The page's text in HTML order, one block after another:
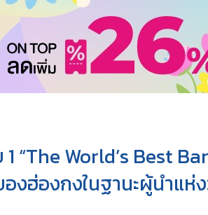
“The World’s Best
งฮ่องกงในฐานะผู้นำแห่